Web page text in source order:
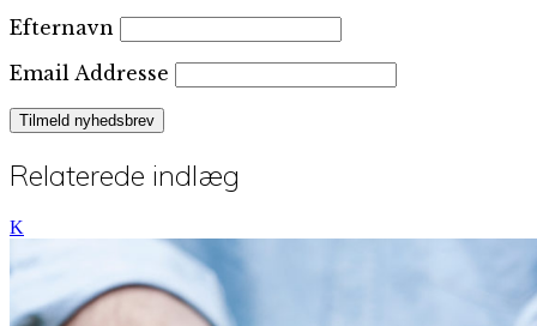
Efternavn
Email Addresse
Relaterede indlæg
K